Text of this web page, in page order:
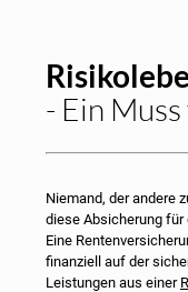
- Ein
Niemand, der andere
diese Absicherung für
Eine
finanziell auf der
Leistungen aus einer